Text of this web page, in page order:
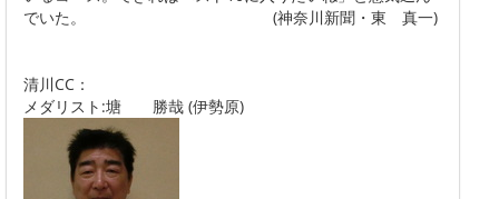
でいた。 (神奈川新聞・東 真一)
清川CC：
メダリスト:塘 勝哉 (伊勢原)